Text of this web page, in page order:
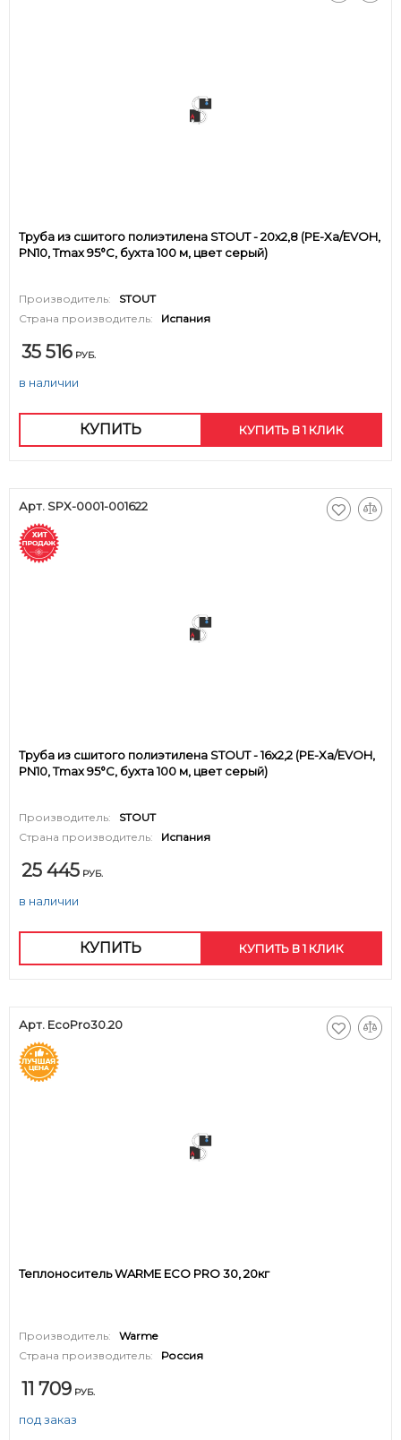
Труба из сшитого полиэтилена STOUT - 20x2,8 (PE-Xa/EVOH,
PN10, Tmax 95°C, бухта 100 м, цвет серый)
Производитель:
STOUT
Страна производитель:
Испания
35 516 РУБ.
в наличии
КУПИТЬ КУПИТЬ В 1 КЛИК
Арт. SPX-0001-001622
Труба из сшитого полиэтилена STOUT - 16x2,2 (PE-Xa/EVOH,
PN10, Tmax 95°C, бухта 100 м, цвет серый)
Производитель:
STOUT
Страна производитель:
Испания
25 445 РУБ.
в наличии
КУПИТЬ КУПИТЬ В 1 КЛИК
Арт. EcoPro30.20
Теплоноситель WARME ECO PRO 30, 20кг
Производитель:
Warme
Страна производитель:
Россия
11 709 РУБ.
под заказ